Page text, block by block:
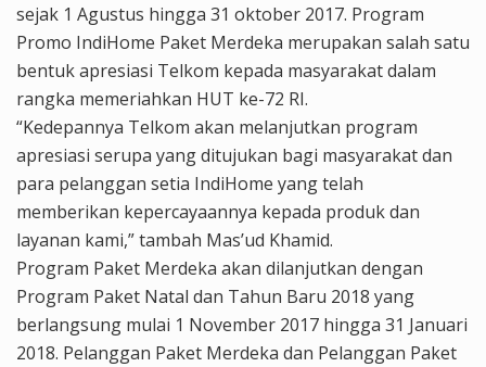
sejak 1 Agustus hingga 31 oktober 2017. Program
Promo IndiHome Paket Merdeka merupakan salah satu
bentuk apresiasi Telkom kepada masyarakat dalam
rangka memeriahkan HUT ke-72 RI.
“Kedepannya Telkom akan melanjutkan program
apresiasi serupa yang ditujukan bagi masyarakat dan
para pelanggan setia IndiHome yang telah
memberikan kepercayaannya kepada produk dan
layanan kami,” tambah Mas’ud Khamid.
Program Paket Merdeka akan dilanjutkan dengan
Program Paket Natal dan Tahun Baru 2018 yang
berlangsung mulai 1 November 2017 hingga 31 Januari
2018. Pelanggan Paket Merdeka dan Pelanggan Paket